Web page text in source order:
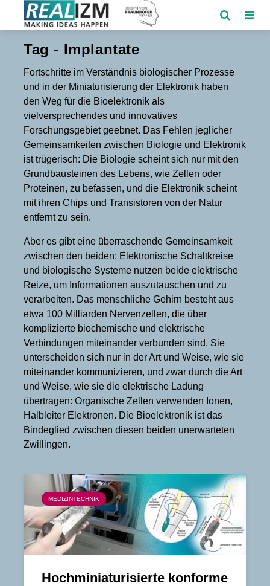
Tag - Implantate
Fortschritte im Verständnis biologischer Prozesse
und in der Miniaturisierung der Elektronik haben
den Weg für die Bioelektronik als
vielversprechendes und innovatives
Forschungsgebiet geebnet. Das Fehlen jeglicher
Gemeinsamkeiten zwischen Biologie und Elektronik
ist trügerisch: Die Biologie scheint sich nur mit den
Grundbausteinen des Lebens, wie Zellen oder
Proteinen, zu befassen, und die Elektronik scheint
mit ihren Chips und Transistoren von der Natur
entfernt zu sein.
Aber es gibt eine überraschende Gemeinsamkeit
zwischen den beiden: Elektronische Schaltkreise
und biologische Systeme nutzen beide elektrische
Reize, um Informationen auszutauschen und zu
verarbeiten. Das menschliche Gehirn besteht aus
etwa 100 Milliarden Nervenzellen, die über
komplizierte biochemische und elektrische
Verbindungen miteinander verbunden sind. Sie
unterscheiden sich nur in der Art und Weise, wie sie
miteinander kommunizieren, und zwar durch die Art
und Weise, wie sie die elektrische Ladung
übertragen: Organische Zellen verwenden Ionen,
Halbleiter Elektronen. Die Bioelektronik ist das
Bindeglied zwischen diesen beiden unerwarteten
Zwillingen.
MEDIZINTECHNIK
Hochminiaturisierte konforme